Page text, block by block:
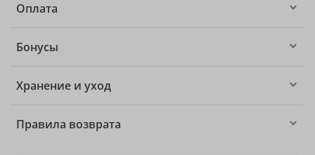
Оплата
Бонусы
Хранение и уход
Правила возврата